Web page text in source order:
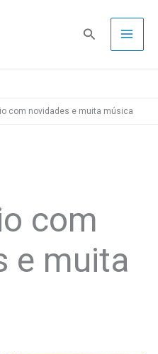
Pesquisa
com novidades e muita música
com
e muita